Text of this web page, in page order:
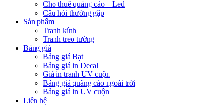
Cho thuê quảng cáo – Led
Câu hỏi thường gặp
Sản phẩm
Tranh kính
Tranh treo tường
Bảng giá
Bảng giá Bạt
Bảng giá in Decal
Giá in tranh UV cuộn
Bảng giá quãng cáo ngoài trời
Bảng giá in UV cuộn
Liên hệ